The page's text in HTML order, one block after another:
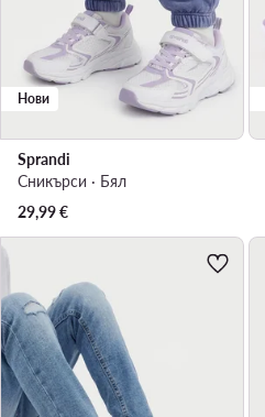
Нови
Sprandi
Сникърси · Бял
29,99€